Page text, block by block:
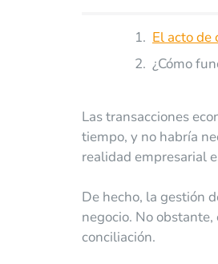
El acto de
¿Cómo
Las transacciones
tiempo, y no habría
realidad empresarial
De hecho, la gestión
negocio. No
conciliación.